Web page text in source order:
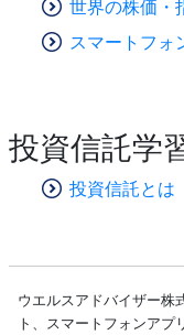
世界の株価・
スマートフォ
投資信託学
投資信託とは
ウエルスアドバイザー株
ト、スマートフォンアプ